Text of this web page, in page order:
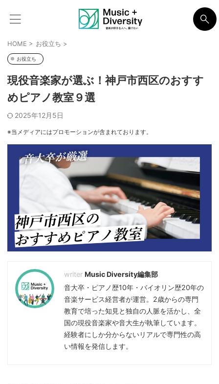
HOME > お役立ち >
お役立ち
現役音楽家が選ぶ！神戸市西区のおすす
めピアノ教室９選
2025年12月5日
※当メディアにはプロモーションが含まれております。
Music Diversity編集部
音大卒・ピアノ歴10年・バイオリン歴20年の
音楽サービス経営者が運営。2歳からの専門
教育で培った知見と独自の人脈を活かし、全
国の現役音楽家や音大生が執筆しています。
経験者にしか分からないリアルで専門性の高
い情報を発信します。